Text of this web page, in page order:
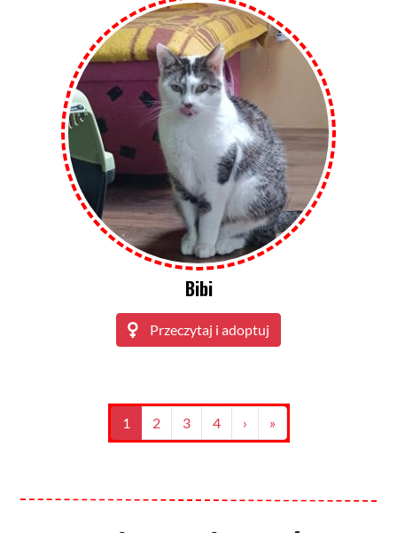
Bibi
Przeczytaj i adoptuj
Stronicowanie
Bieżąca
strona
1 Strona
2 Strona
3 Strona
4
Następna
strona
›
Ostatnia
strona
»